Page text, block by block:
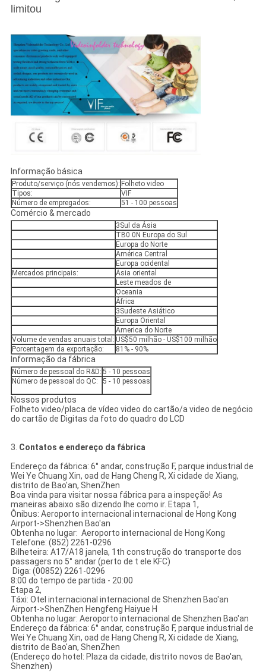
limitou
Informação básica
Produto/serviço (nós vendemos): Folheto video
Tipos:
VIF
Número de empregados:
51 - 100 pessoas
Comércio & mercado
3Sul da Ásia
TB0 0N Europa do Sul
Europa do Norte
América Central
Europa ocidental
Mercados principais:
Ásia oriental
Leste meados de
Oceania
África
3Sudeste Asiático
Europa Oriental
America do Norte
Volume de vendas anuais total: US$50 milhão - US$100 milhão
Porcentagem da exportação:
81% - 90%
Informação da fábrica
Número de pessoal do R&D: 5 - 10 pessoas
Número de pessoal do QC:
5 - 10 pessoas
Nossos produtos
Folheto video/placa de vídeo video do cartão/a video de negócio
do cartão de Digitas da foto do quadro do LCD
3. Contatos e endereço da fábrica
Endereço da fábrica: 6° andar, construção F, parque industrial de
Wei Ye Chuang Xin, oad de Hang Cheng R, Xi cidade de Xiang,
distrito de Bao'an, ShenZhen
Boa vinda para visitar nossa fábrica para a inspeção! As
maneiras abaixo são dizendo lhe como ir. Etapa 1,
Ônibus: Aeroporto internacional internacional de Hong Kong
Airport->Shenzhen Bao'an
Obtenha no lugar: Aeroporto internacional de Hong Kong
Telefone: (852) 2261-0296
Bilheteira: A17/A18 janela, 1th construção do transporte dos
passagers no 5° andar (perto de t ele KFC)
Diga: (00852) 2261-0296
8:00 do tempo de partida - 20:00
Etapa 2,
Táxi: Otel internacional internacional de Shenzhen Bao'an
Airport->ShenZhen Hengfeng Haiyue H
Obtenha no lugar: Aeroporto internacional de Shenzhen Bao'an
Endereço da fábrica: 6° andar, construção F, parque industrial de
Wei Ye Chuang Xin, oad de Hang Cheng R, Xi cidade de Xiang,
distrito de Bao'an, ShenZhen
(Endereço do hotel: Plaza da cidade, distrito novos de Bao'an,
Shenzhen)